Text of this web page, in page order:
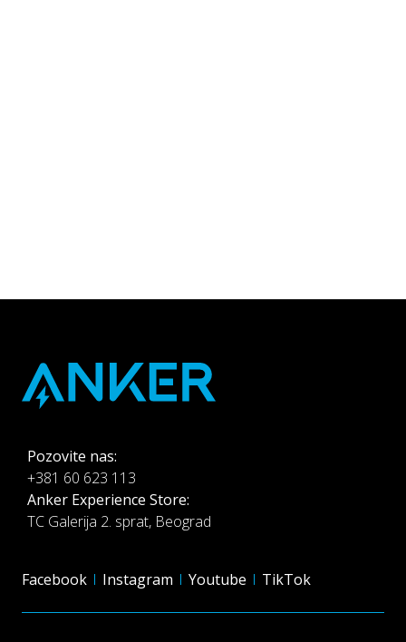
Pozovite nas:
+381 60 623 113
Anker Experience Store:
TC Galerija 2. sprat, Beograd
Facebook Instagram Youtube TikTok